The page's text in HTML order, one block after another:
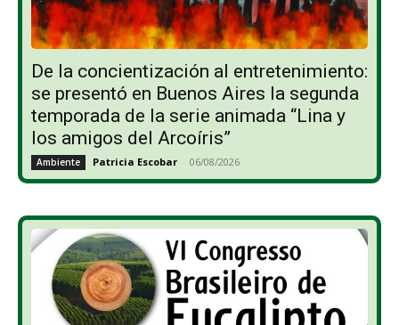
De la concientización al entretenimiento:
se presentó en Buenos Aires la segunda
temporada de la serie animada “Lina y
los amigos del Arcoíris”
Ambiente Patricia Escobar - 06/08/2026